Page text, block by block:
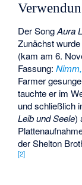
Der SongAura
Zunächst
(kam am 6.
Fassung:
Farmer
tauchte er im
und schließlich
Leib und Seele)
derShelton
[2]